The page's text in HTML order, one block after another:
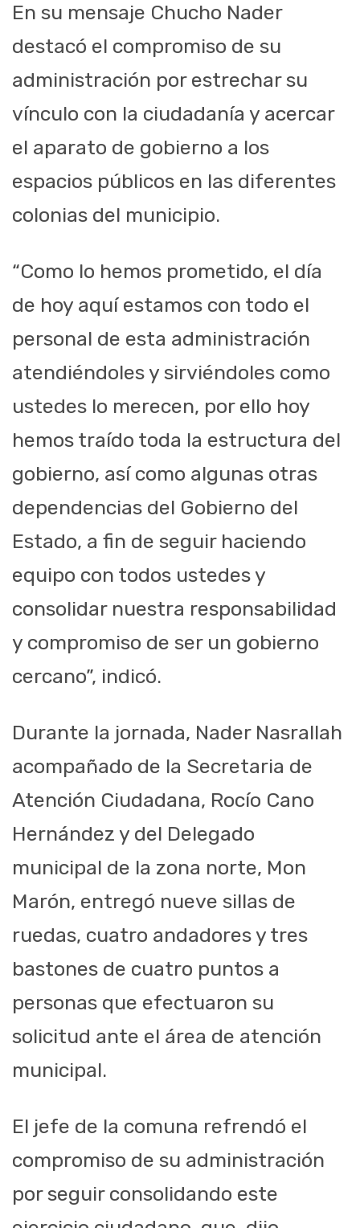
En su mensaje Chucho Nader
destacó el compromiso de su
administración por estrechar su
vínculo con la ciudadanía y acercar
el aparato de gobierno a los
espacios públicos en las diferentes
colonias del municipio.
“Como lo hemos prometido, el día
de hoy aquí estamos con todo el
personal de esta administración
atendiéndoles y sirviéndoles como
ustedes lo merecen, por ello hoy
hemos traído toda la estructura del
gobierno, así como algunas otras
dependencias del Gobierno del
Estado, a fin de seguir haciendo
equipo con todos ustedes y
consolidar nuestra responsabilidad
y compromiso de ser un gobierno
cercano”, indicó.
Durante la jornada, Nader Nasrallah
acompañado de la Secretaria de
Atención Ciudadana, Rocío Cano
Hernández y del Delegado
municipal de la zona norte, Mon
Marón, entregó nueve sillas de
ruedas, cuatro andadores y tres
bastones de cuatro puntos a
personas que efectuaron su
solicitud ante el área de atención
municipal.
El jefe de la comuna refrendó el
compromiso de su administración
por seguir consolidando este